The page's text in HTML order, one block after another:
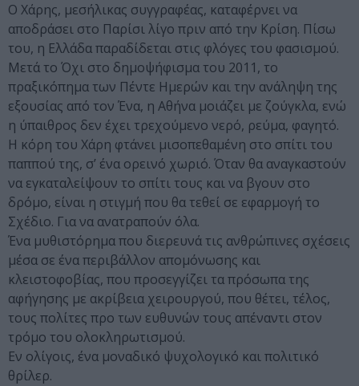
Ο Χάρης, μεσήλικας συγγραφέας, καταφέρνει να
αποδράσει στο Παρίσι λίγο πριν από την Κρίση. Πίσω
του, η Ελλάδα παραδίδεται στις φλόγες του φασισμού.
Μετά το Όχι στο δημοψήφισμα του 2011, το
πραξικόπημα των Πέντε Ημερών και την ανάληψη της
εξουσίας από τον Ένα, η Αθήνα μοιάζει με ζούγκλα, ενώ
η ύπαιθρος δεν έχει τρεχούμενο νερό, ρεύμα, φαγητό.
Η κόρη του Χάρη φτάνει μισοπεθαμένη στο σπίτι του
παππού της, σ’ ένα ορεινό χωριό. Όταν θα αναγκαστούν
να εγκαταλείψουν το σπίτι τους και να βγουν στο
δρόμο, είναι η στιγμή που θα τεθεί σε εφαρμογή το
Σχέδιο. Για να ανατραπούν όλα.
Ένα μυθιστόρημα που διερευνά τις ανθρώπινες σχέσεις
μέσα σε ένα περιβάλλον απομόνωσης και
κλειστοφοβίας, που προσεγγίζει τα πρόσωπα της
αφήγησης με ακρίβεια χειρουργού, που θέτει, τέλος,
τους πολίτες προ των ευθυνών τους απέναντι στον
τρόμο του ολοκληρωτισμού.
Εν ολίγοις, ένα μοναδικό ψυχολογικό και πολιτικό
θρίλερ.